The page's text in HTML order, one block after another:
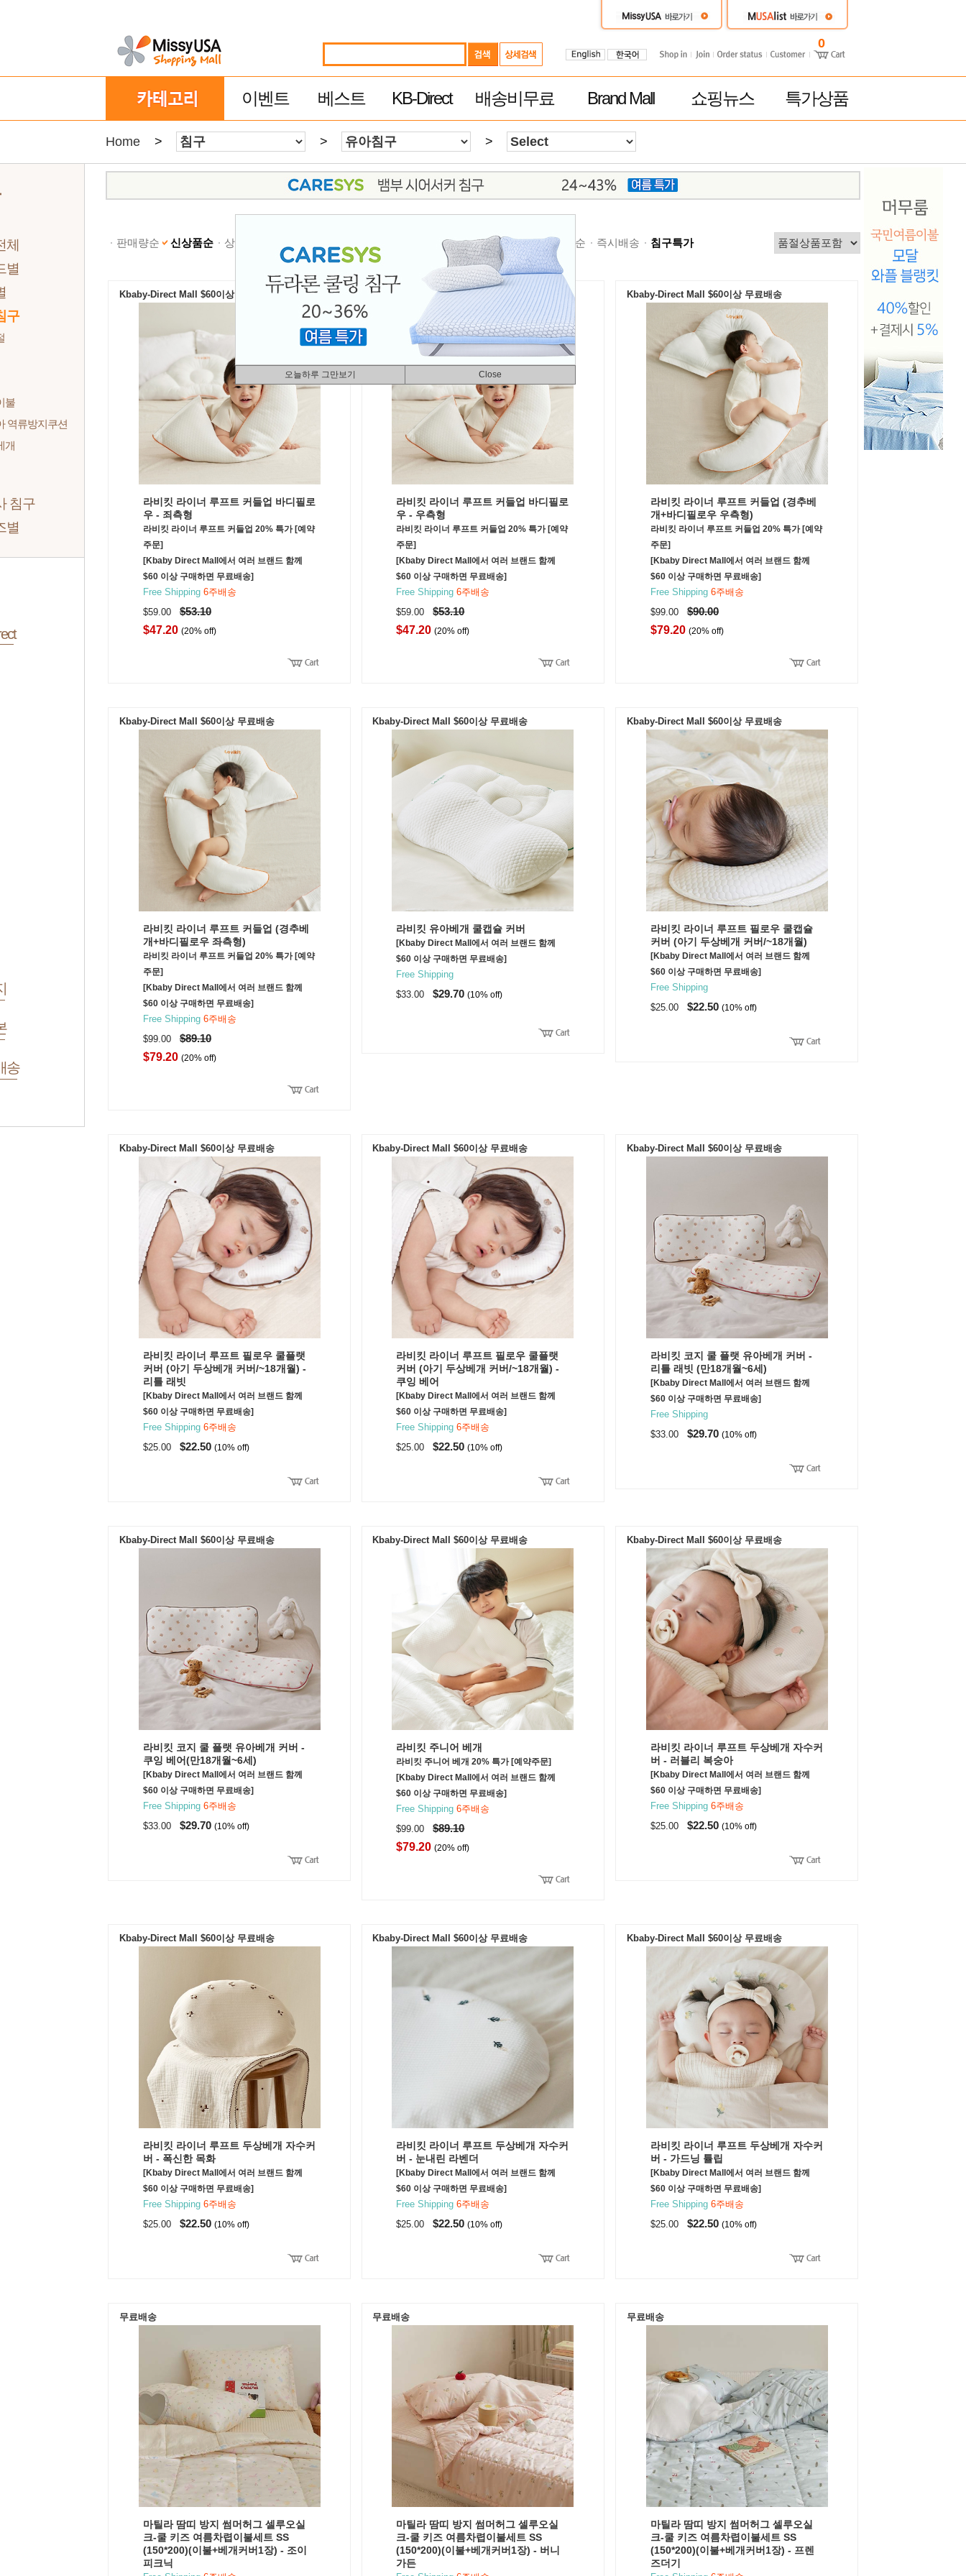
0
이벤트 베스트 KB-Direct 배송비무료 Brand Mall 쇼핑뉴스 특가상품
Home > > >
체
별
구
불
역류방지쿠션
개
침구
별
송
오늘하루 그만보기 Close
판매량순 신상품순 상품명순 제품평 많은순 빠른 배송순 추천순 즉시배송 침구특가
Kbaby-Direct Mall $60이상 무료배송
라비킷 라이너 루프트 커들업 바디필로
우 - 죄측형
라비킷 라이너 루프트 커들업 20% 특가 [예약
주문]
[Kbaby Direct Mall에서 여러 브랜드 함께
$60 이상 구매하면 무료배송]
Free Shipping 6주배송
$59.00$53.10
$47.20 (20% off)
Kbaby-Direct Mall $60이상 무료배송
라비킷 라이너 루프트 커들업 바디필로
우 - 우측형
라비킷 라이너 루프트 커들업 20% 특가 [예약
주문]
[Kbaby Direct Mall에서 여러 브랜드 함께
$60 이상 구매하면 무료배송]
Free Shipping 6주배송
$59.00$53.10
$47.20(20% off)
Kbaby-Direct Mall $60이상 무료배송
라비킷 라이너 루프트 커들업 (경추베
개+바디필로우 우측형)
라비킷 라이너 루프트 커들업 20% 특가 [예약
주문]
[Kbaby Direct Mall에서 여러 브랜드 함께
$60 이상 구매하면 무료배송]
Free Shipping 6주배송
$99.00$90.00
$79.20 (20% off)
Kbaby-Direct Mall $60이상 무료배송
라비킷 라이너 루프트 커들업 (경추베
개+바디필로우 좌측형)
라비킷 라이너 루프트 커들업 20% 특가 [예약
주문]
[Kbaby Direct Mall에서 여러 브랜드 함께
$60 이상 구매하면 무료배송]
Free Shipping 6주배송
$99.00$89.10
$79.20 (20% off)
Kbaby-Direct Mall $60이상 무료배송
라비킷 유아베개 쿨캡슐 커버
[Kbaby Direct Mall에서 여러 브랜드 함께
$60 이상 구매하면 무료배송]
Free Shipping
$33.00$29.70(10% off)
Kbaby-Direct Mall $60이상 무료배송
라비킷 라이너 루프트 필로우 쿨캡슐
커버 (아기 두상베개 커버/~18개월)
[Kbaby Direct Mall에서 여러 브랜드 함께
$60 이상 구매하면 무료배송]
Free Shipping
$25.00 $22.50 (10% off)
Kbaby-Direct Mall $60이상 무료배송
라비킷 라이너 루프트 필로우 쿨플랫
커버 (아기 두상베개 커버/~18개월) -
리틀 래빗
[Kbaby Direct Mall에서 여러 브랜드 함께
$60 이상 구매하면 무료배송]
Free Shipping 6주배송
$25.00 $22.50 (10% off)
Kbaby-Direct Mall $60이상 무료배송
라비킷 라이너 루프트 필로우 쿨플랫
커버 (아기 두상베개 커버/~18개월) -
쿠잉 베어
[Kbaby Direct Mall에서 여러 브랜드 함께
$60 이상 구매하면 무료배송]
Free Shipping 6주배송
$25.00$22.50(10% off)
Kbaby-Direct Mall $60이상 무료배송
라비킷 코지 쿨 플랫 유아베개 커버 -
리틀 래빗 (만18개월~6세)
[Kbaby Direct Mall에서 여러 브랜드 함께
$60 이상 구매하면 무료배송]
Free Shipping
$33.00 $29.70 (10% off)
Kbaby-Direct Mall $60이상 무료배송
라비킷 코지 쿨 플랫 유아베개 커버 -
쿠잉 베어(만18개월~6세)
[Kbaby Direct Mall에서 여러 브랜드 함께
$60 이상 구매하면 무료배송]
Free Shipping 6주배송
$33.00 $29.70 (10% off)
Kbaby-Direct Mall $60이상 무료배송
라비킷 주니어 베개
라비킷 주니어 베개 20% 특가 [예약주문]
[Kbaby Direct Mall에서 여러 브랜드 함께
$60 이상 구매하면 무료배송]
Free Shipping 6주배송
$99.00$89.10
$79.20(20% off)
Kbaby-Direct Mall $60이상 무료배송
라비킷 라이너 루프트 두상베개 자수커
버 - 러블리 복숭아
[Kbaby Direct Mall에서 여러 브랜드 함께
$60 이상 구매하면 무료배송]
Free Shipping 6주배송
$25.00 $22.50 (10% off)
Kbaby-Direct Mall $60이상 무료배송
라비킷 라이너 루프트 두상베개 자수커
버 - 폭신한 목화
[Kbaby Direct Mall에서 여러 브랜드 함께
$60 이상 구매하면 무료배송]
Free Shipping 6주배송
$25.00 $22.50 (10% off)
Kbaby-Direct Mall $60이상 무료배송
라비킷 라이너 루프트 두상베개 자수커
버 - 눈내린 라벤더
[Kbaby Direct Mall에서 여러 브랜드 함께
$60 이상 구매하면 무료배송]
Free Shipping 6주배송
$25.00$22.50(10% off)
Kbaby-Direct Mall $60이상 무료배송
라비킷 라이너 루프트 두상베개 자수커
버 - 가드닝 튤립
[Kbaby Direct Mall에서 여러 브랜드 함께
$60 이상 구매하면 무료배송]
Free Shipping 6주배송
$25.00 $22.50 (10% off)
무료배송
마틸라 땀띠 방지 썸머허그 셀루오실
크-쿨 키즈 여름차렵이불세트 SS
(150*200)(이불+베개커버1장) - 조이
피크닉
무료배송
마틸라 땀띠 방지 썸머허그 셀루오실
크-쿨 키즈 여름차렵이불세트 SS
(150*200)(이불+베개커버1장) - 버니
가든
무료배송
마틸라 땀띠 방지 썸머허그 셀루오실
크-쿨 키즈 여름차렵이불세트 SS
(150*200)(이불+베개커버1장) - 프렌
즈더기